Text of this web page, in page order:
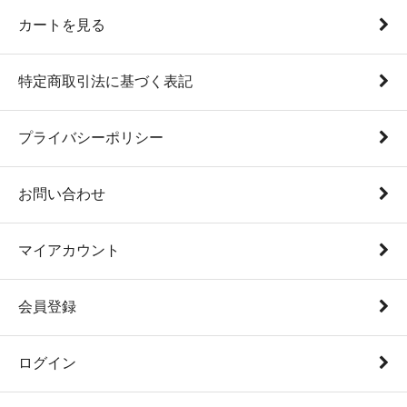
カートを見る
特定商取引法に基づく表記
プライバシーポリシー
お問い合わせ
マイアカウント
会員登録
ログイン